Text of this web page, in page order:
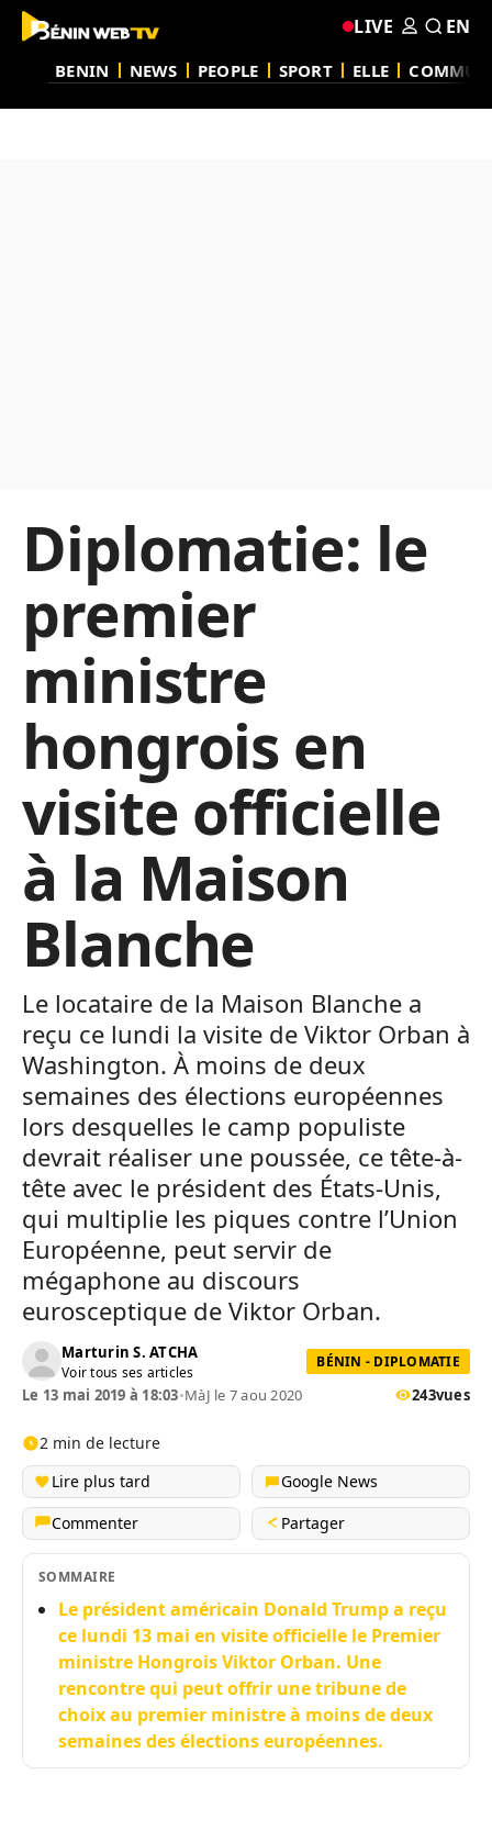
BENIN NEWS PEOPLE SPORT ELLE
LIVE EN
Diplomatie: le
premier
ministre
hongrois en
visite officielle
à la Maison
Blanche
Le locataire de la Maison Blanche a
reçu ce lundi la visite de Viktor Orban à
Washington. À moins de deux
semaines des élections européennes
lors desquelles le camp populiste
devrait réaliser une poussée, ce tête-à-
tête avec le président des États-Unis,
qui multiplie les piques contre l’Union
Européenne, peut servir de
mégaphone au discours
eurosceptique de Viktor Orban.
Marturin S. ATCHA
Voir tous ses articles
BÉNIN - DIPLOMATIE
Le 13 mai 2019 à 18:03•MàJ le 7 aou 2020 243vues
2 min de lecture
Lire plus tard
Google News
Commenter
Partager
SOMMAIRE
Le président américain Donald Trump a reçu
ce lundi 13 mai en visite officielle le Premier
ministre Hongrois Viktor Orban. Une
rencontre qui peut offrir une tribune de
choix au premier ministre à moins de deux
semaines des élections européennes.